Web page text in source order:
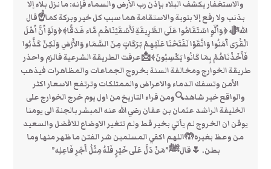
والاستغفار يكشف البلاء بإذن رب الأرض والسماء فإنه: ما نزل بلاء إلا
بذنب ولا رفع إلا بتوبة والاستقامة هما سبب كل خير وبركة كما☝قال
اللهﷻ ﴿وَأَلَّوِ اسْتَقَامُوا عَلَى الطَّرِيقَةِ لَأَسْقَيْنَاهُم مَّاء غَدَقًا﴾﴿وَلَوْ أَنَّ أَهْلَ
الْقُرَى آَمَنُوا وَاتَّقَوْا لَفَتَحْنَا عَلَيْهِمْ بَرَكَاتٍ مِنَ السَّمَاءِ وَالأَرْضِ وَلَكِنْ كَذَّبُوا
فَأَخَذْنَاهُمْ بِمَا كَانُوا يَكْسِبُونَ﴾📩عرفت الطريقة الشرعية فالزم واحذر
طريقة الخوارج ومخالفة السنة بخروج الجماعات والمظاهرات فيذهب
الأمن وتسفك الدماء والاعراض والممتلكات وترتفع الاسعار اكثر
والواقع خير شاهد🔍ومن قراء التاريخ من اول يوم خرج الخوارج على
الخليفة الراشد عثمان بن عفان رضي الله عنه المبشر بالجنة الى يومنا
يوقن ان الخروج لم يأتي بخير قط ولم تتغير الاوضاع للافضل والسعيد
من وعظ بغيره🤲اللهم اكفي المسلمين شر الفتن ما ظهر منها وما
بطن. 🌷قالﷺ”مَنْ دَلَّ عَلَى خَيْرٍ فَلَهُ مِثْلُ أَجْرِ فَاعِلِه”